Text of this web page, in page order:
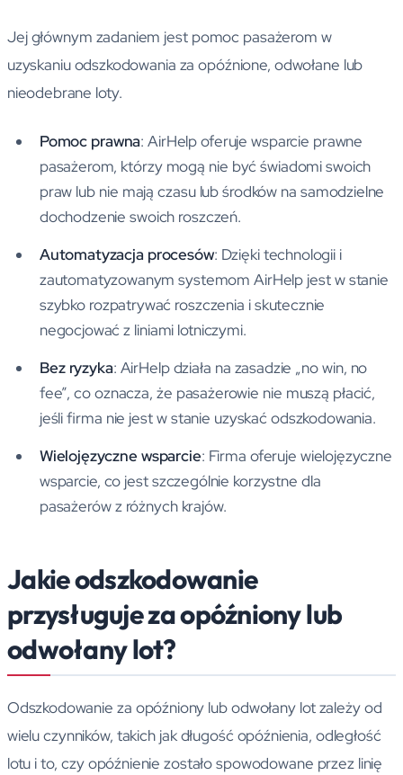
Jej głównym zadaniem jest pomoc pasażerom w
uzyskaniu odszkodowania za opóźnione, odwołane lub
nieodebrane loty.
Pomoc prawna: AirHelp oferuje wsparcie prawne
pasażerom, którzy mogą nie być świadomi swoich
praw lub nie mają czasu lub środków na samodzielne
dochodzenie swoich roszczeń.
Automatyzacja procesów: Dzięki technologii i
zautomatyzowanym systemom AirHelp jest w stanie
szybko rozpatrywać roszczenia i skutecznie
negocjować z liniami lotniczymi.
Bez ryzyka: AirHelp działa na zasadzie „no win, no
fee”, co oznacza, że pasażerowie nie muszą płacić,
jeśli firma nie jest w stanie uzyskać odszkodowania.
Wielojęzyczne wsparcie: Firma oferuje wielojęzyczne
wsparcie, co jest szczególnie korzystne dla
pasażerów z różnych krajów.
Jakie odszkodowanie
przysługuje za opóźniony lub
odwołany lot?
Odszkodowanie za opóźniony lub odwołany lot zależy od
wielu czynników, takich jak długość opóźnienia, odległość
lotu i to, czy opóźnienie zostało spowodowane przez linię